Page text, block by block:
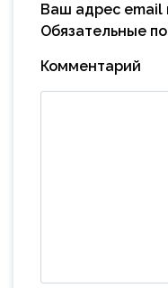
Ваш адрес email
Обязательные
Комментарий